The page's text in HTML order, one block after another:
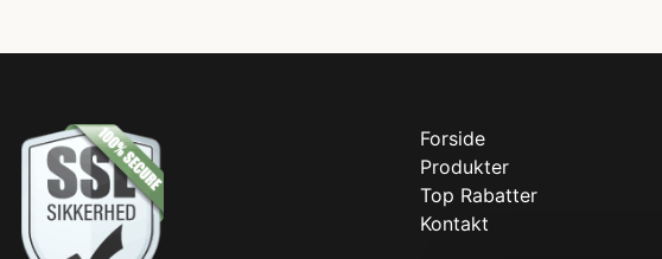
Forside
Produkter
Top Rabatter
Kontakt